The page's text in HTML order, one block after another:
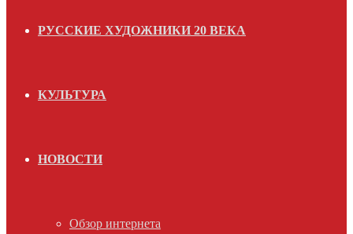
РУССКИЕ ХУДОЖНИКИ 20 ВЕКА
КУЛЬТУРА
НОВОСТИ
Обзор интернета